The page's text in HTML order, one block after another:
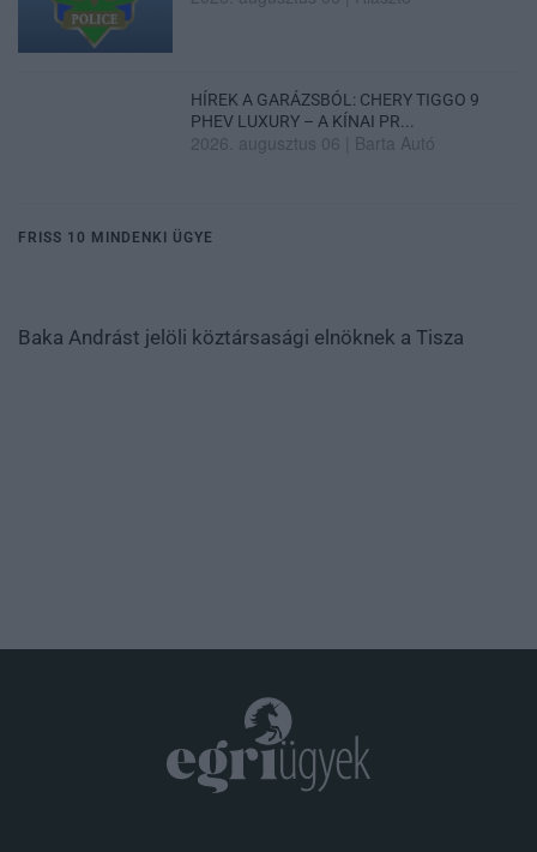
HÍREK A GARÁZSBÓL: CHERY TIGGO 9
PHEV LUXURY – A KÍNAI PR...
2026. augusztus 06 Barta Autó
FRISS 10 MINDENKI ÜGYE
Baka Andrást jelöli köztársasági elnöknek a Tisza